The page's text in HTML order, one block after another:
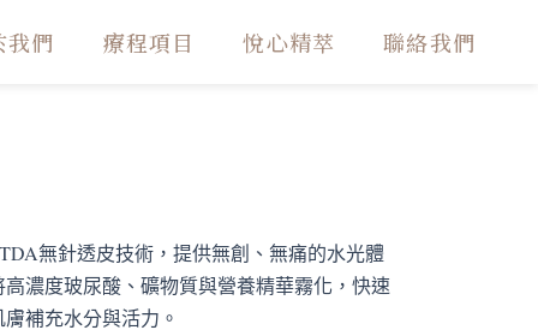
我們 療程項目 悅心精萃 聯絡我們
無針透皮技術，提供無創、無痛的水光體
濃度玻尿酸、礦物質與營養精華霧化，快速
補充水分與活力。